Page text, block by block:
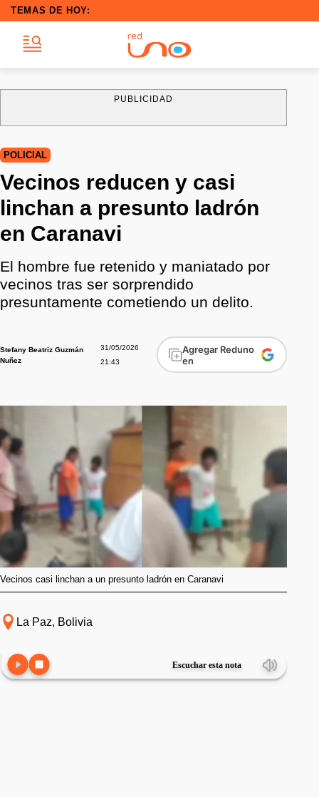
TEMAS DE HOY:
PUBLICIDAD
POLICIAL
Vecinos reducen y casi
linchan a presunto ladrón
en Caranavi
El hombre fue retenido y maniatado por
vecinos tras ser sorprendido
presuntamente cometiendo un delito.
Stefany Beatriz Guzmán
Nuñez
31/05/2026
21:43
Agregar Reduno
en
Vecinos casi linchan a un presunto ladrón en Caranavi
La Paz, Bolivia
Escuchar esta nota